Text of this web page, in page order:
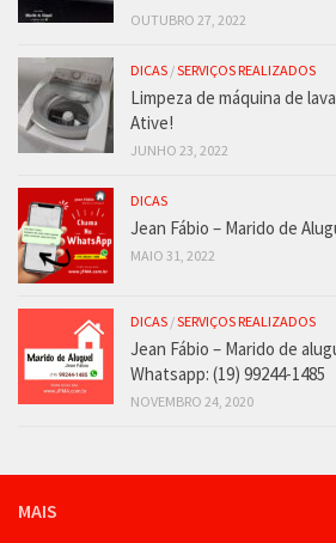
OUTUBRO 27, 2022
DICAS /SERVIÇOS REALIZADOS
Limpeza de máquina de
Ative!
JUNHO 23, 2022
DICAS
Jean Fábio – Marido de
MAIO 31, 2022
DICAS /SERVIÇOS REALIZADOS
Jean Fábio – Marido de
Whatsapp: (19) 99244-1485
NOVEMBRO 24, 2020
MAIS